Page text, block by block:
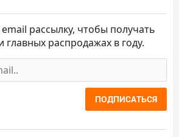
рассылку, чтобы получать
главных распродажах в году.
ПОДПИСАТЬСЯ